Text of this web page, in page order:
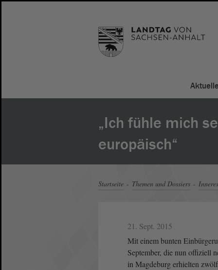
„Ich fühle mich
europäisch“
Startseite Themen und Dossiers Inneres
21. Sept. 2015
Mit einem bunten
September, die nun offiziell
in Magdeburg erhielten